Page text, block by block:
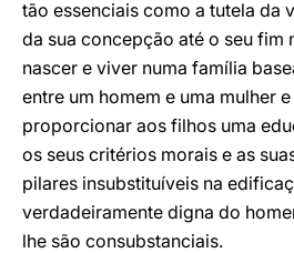
tão essenciais como a tutela da
da sua concepção até o seu fim
nascer e viver numa família
entre um homem e uma mulher
proporcionar aos filhos uma
os seus critérios morais e as
pilares insubstituíveis na
verdadeiramente digna do
lhe são consubstanciais.